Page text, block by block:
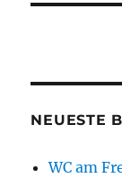
NEUESTE
WC am